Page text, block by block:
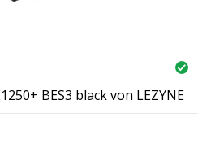
BES3 black von LEZYNE